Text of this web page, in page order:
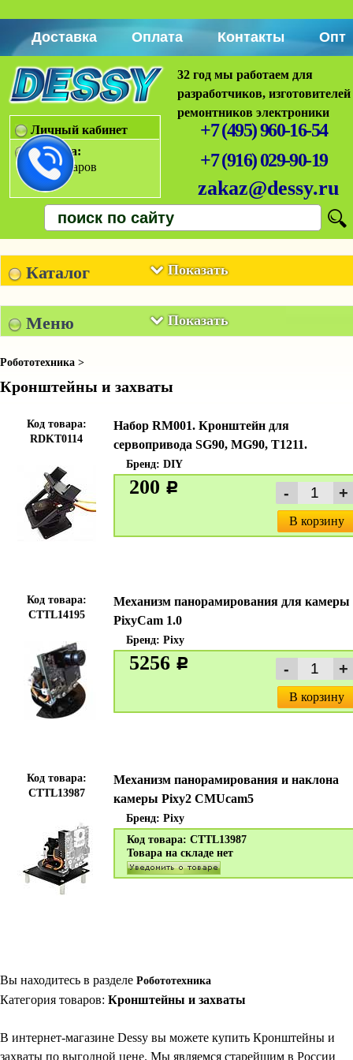
Доставка Оплата Контакты Опт
32 год мы работаем для
разработчиков,
ремонтников электроники
+7 (495) 960-16-54
+7 (916) 029-90-19
zakaz@dessy.ru
Личный кабинет
Корзина:
Нет товаров
Показать
Каталог
Показать
Меню
Робототехника >
Кронштейны и захваты
Код товара:
RDKT0114
Набор RM001. Кронштейн для
сервопривода SG90, MG90, T1211.
Бренд: DIY
200 c
В корзину
Код товара:
CTTL14195
Механизм панорамирования для камеры
PixyCam 1.0
Бренд: Pixy
5256 c
В корзину
Код товара:
CTTL13987
Механизм панорамирования и наклона
камеры Pixy2 CMUcam5
Бренд: Pixy
Код товара: CTTL13987
Товара на складе нет
Вы находитесь в разделе Робототехника
Категория товаров: Кронштейны и захваты
В интернет-магазине Dessy вы можете купить Кронштейны и
захваты по выгодной цене. Мы являемся старейшим в России